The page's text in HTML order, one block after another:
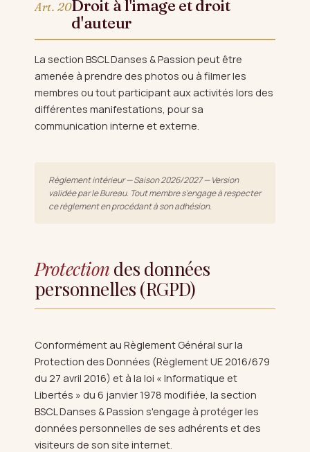
Art. 20Droit à l'image et droit
d'auteur
La section BSCL Danses & Passion peut être
amenée à prendre des photos ou à filmer les
membres ou tout participant aux activités lors des
différentes manifestations, pour sa
communication interne et externe.
Règlement intérieur — Saison 2026/2027 — Version
validée par le Bureau. Tout membre s'engage à respecter
ce règlement en procédant à son adhésion.
Protection des données
personnelles (RGPD)
Conformément au Règlement Général sur la
Protection des Données (Règlement UE 2016/679
du 27 avril 2016) et à la loi « Informatique et
Libertés » du 6 janvier 1978 modifiée, la section
BSCL Danses & Passion s'engage à protéger les
données personnelles de ses adhérents et des
visiteurs de son site internet.